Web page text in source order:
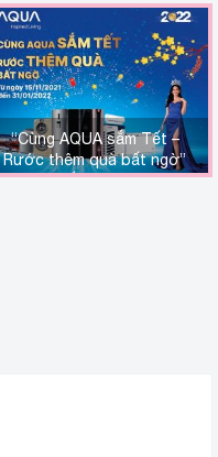
“Cùng AQUA sắm Tết –
Rước thêm quà bất ngờ”
khi mua sắm tại Long Bình